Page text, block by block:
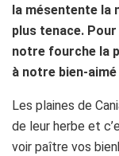
la mésentente la
plus tenace.
notre fourche la
à notre bien-
Les plaines de
de leur herbe et
voir paître vos